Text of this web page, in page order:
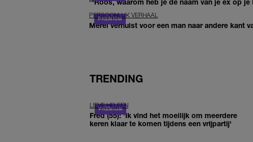
'"Roos, waarom heb je de naam van je ex op
PERSOONLIJK VERHAAL
Merel verhuist voor een man naar andere kant
TRENDING
LIEVE HELEEN
Fred (55): 'Ik vind het moeilijk om meerdere
keren klaar te komen tijdens een vrijpartij'